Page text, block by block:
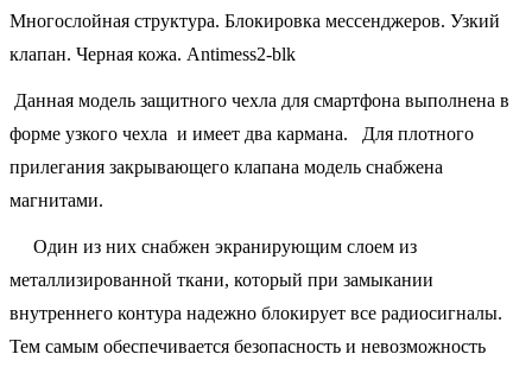
Многослойная структура. Блокировка мессенджеров. Узкий
клапан. Черная кожа. Antimess2-blk
Данная модель защитного чехла для смартфона выполнена в
форме узкого чехла и имеет два кармана. Для плотного
прилегания закрывающего клапана модель снабжена
магнитами.
Один из них снабжен экранирующим слоем из
металлизированной ткани, который при замыкании
внутреннего контура надежно блокирует все радиосигналы.
Тем самым обеспечивается безопасность и невозможность